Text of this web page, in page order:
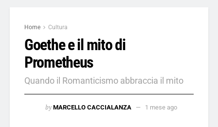
Home Cultura
Goethe e il mito di
Prometheus
Quando il Romanticismo abbraccia il mito
by MARCELLO CACCIALANZA 1 mese ago